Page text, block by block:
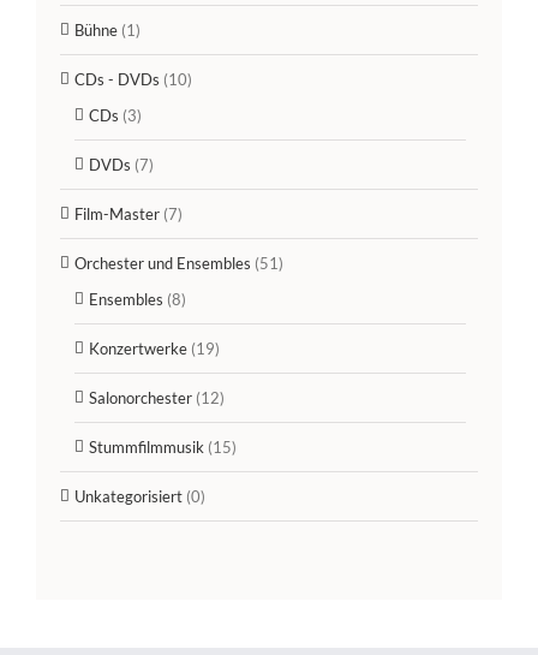
Bühne (1)
CDs - DVDs (10)
CDs (3)
DVDs (7)
Film-Master (7)
Orchester und Ensembles (51)
Ensembles (8)
Konzertwerke (19)
Salonorchester (12)
Stummfilmmusik (15)
Unkategorisiert (0)